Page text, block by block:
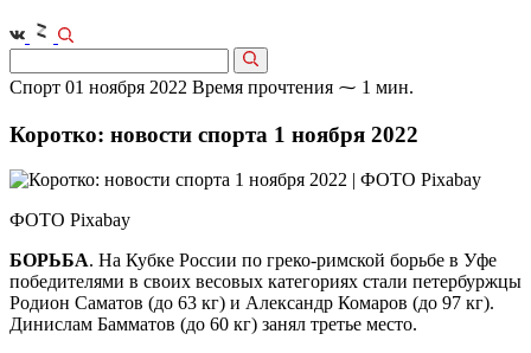
Спорт 01 ноября 2022 Время прочтения ⁓ 1 мин.
Коротко: новости спорта 1 ноября 2022
ФОТО Pixabay
БОРЬБА. На Кубке России по греко-римской борьбе в Уфе
победителями в своих весовых категориях стали петербуржцы
Родион Саматов (до 63 кг) и Александр Комаров (до 97 кг).
Динислам Бамматов (до 60 кг) занял третье место.